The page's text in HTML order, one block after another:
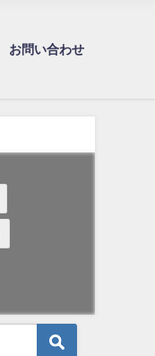
お問い合わせ